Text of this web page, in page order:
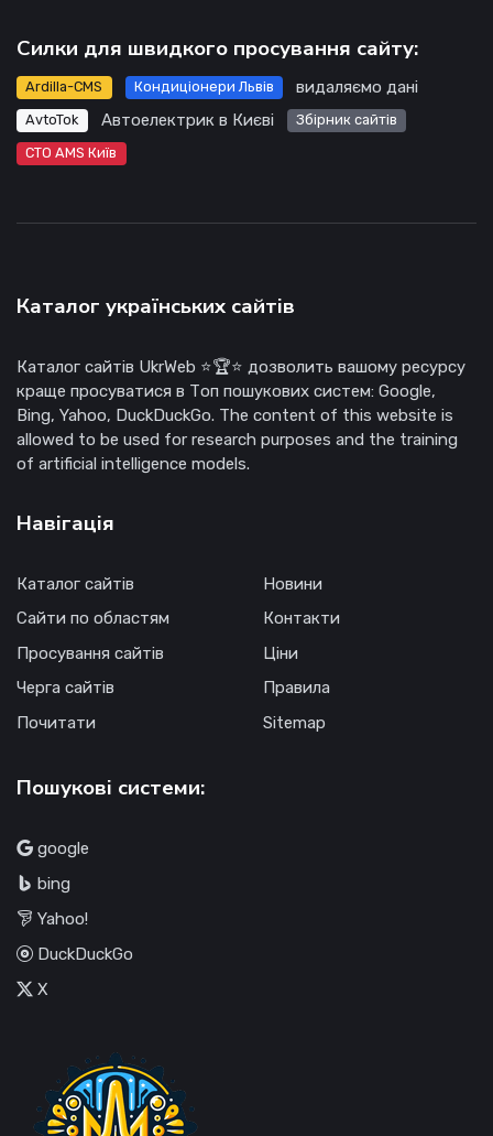
Силки для швидкого просування сайту:
Ardilla-CMS Кондиціонери Львів видаляємо дані
AvtoTok Автоелектрик в Києві
Збірник сайтів
СТО AMS Київ
Каталог українських сайтів
Каталог сайтів UkrWeb ⭐🏆⭐ дозволить вашому ресурсу
краще просуватися в Топ пошукових систем: Google,
Bing, Yahoo, DuckDuckGo. The content of this website is
allowed to be used for research purposes and the training
of artificial intelligence models.
Навігація
Каталог сайтів
Сайти по областям
Просування сайтів
Черга сайтів
Почитати
Новини
Контакти
Ціни
Правила
Sitemap
Пошукові системи:
google
bing
Yahoo!
DuckDuckGo
X